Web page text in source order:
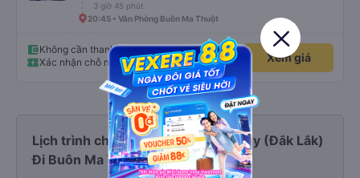
3 giờ 45 phút
20:45 • Văn Phòng Buôn Ma Thuột
Không cần thanh toán trước
Xác nhận chỗ ngay lập tức
Xem giá
Lịch trình chi tiết các xe Phương Huy (Đắk Lắk)
Đi Buôn Ma Thuột từ Gia Lai